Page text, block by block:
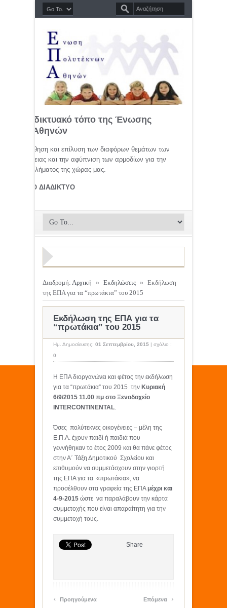
διαδικτυακό τόπο της Ένωσης
Αθηνών
προώθηση και επίλυση των διαφόρων θεμάτων των
οικογένειας και την αφύπνιση των αρμοδίων για την
προβλήματος της χώρας μας.
ΣΤΟ ΔΙΑΔΙΚΤΥΟ
Διαδρομή: Αρχική » Εκδηλώσεις » Εκδήλωση
της ΕΠΑ για τα “πρωτάκια” του 2015
Εκδήλωση της ΕΠΑ για τα
“πρωτάκια” του 2015
Ημ. Δημοσίευσης: 01 Σεπτεμβρίου, 2015 | σχόλιο :
0
Η ΕΠΑ διοργανώνει και φέτος την εκδήλωση
για τα “πρωτάκια” του 2015 την Κυριακή
6/9/2015 11.00 πμ στο Ξενοδοχείο
INTERCONTINENTAL.
Όσες πολύτεκνες οικογένειες – μέλη της
Ε.Π.Α. έχουν παιδί ή παιδιά που
γεννήθηκαν το έτος 2009 και θα πάνε φέτος
στην Α΄ Τάξη Δημοτικού Σχολείου και
επιθυμούν να συμμετάσχουν στην γιορτή
της ΕΠΑ για τα «πρωτάκια», να
προσέλθουν στα γραφεία της ΕΠΑμέχρι και
4-9-2015 ώστε να παραλάβουν την κάρτα
συμμετοχής που είναι απαραίτητη για την
συμμετοχή τους.
Share
‹ Προηγούμενα Επόμενα ›